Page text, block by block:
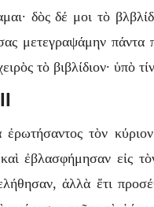
δὸς δέ μοι τὸ
μετεγραψάμην
τὸ βιβλίδιον· ὑπὸ
II
τὸν
ἐβλασφήμησαν εἰς
ἀλλὰ ἔτι